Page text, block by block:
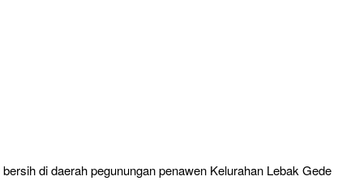
di daerah pegunungan penawen Kelurahan Lebak Gede